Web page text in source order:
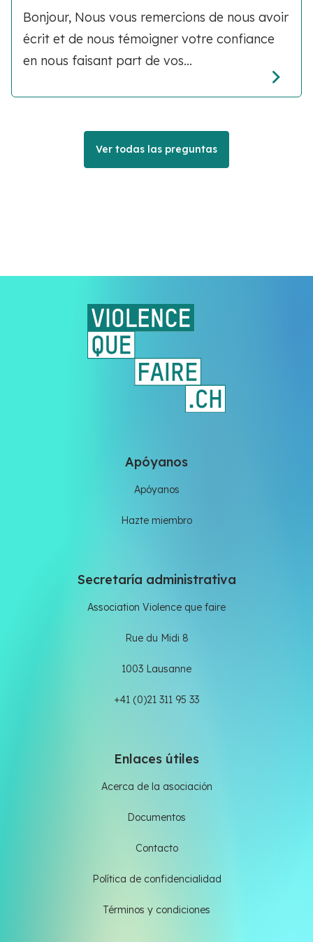
Bonjour, Nous vous remercions de nous avoir
écrit et de nous témoigner votre confiance
en nous faisant part de vos...
Ver todas las preguntas
Apóyanos
Apóyanos
Hazte miembro
Secretaría administrativa
Association Violence que faire
Rue du Midi 8
1003 Lausanne
+41 (0)21 311 95 33
Enlaces útiles
Acerca de la asociación
Documentos
Contacto
Política de confidencialidad
Términos y condiciones